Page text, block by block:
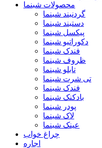
محصولات شبنما
گردنبند شبنما
دستبند شبنما
پیکسل شبنما
دکوراتیو شبنما
فندک شبنما
ظروف شبنما
تابلو شبنما
تی شرت شبنما
فندک شبنما
بادکنک شبنما
پودر شبنما
لاک شبنما
عینک شبنما
چراغ خواب
اجاره